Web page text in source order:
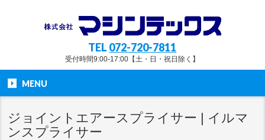
TEL 072-720-7811
受付時間9:00-17:00【土・日・祝日除く】
MENU
ジョイントエアースプライサー | イルマ
ンスプライサー